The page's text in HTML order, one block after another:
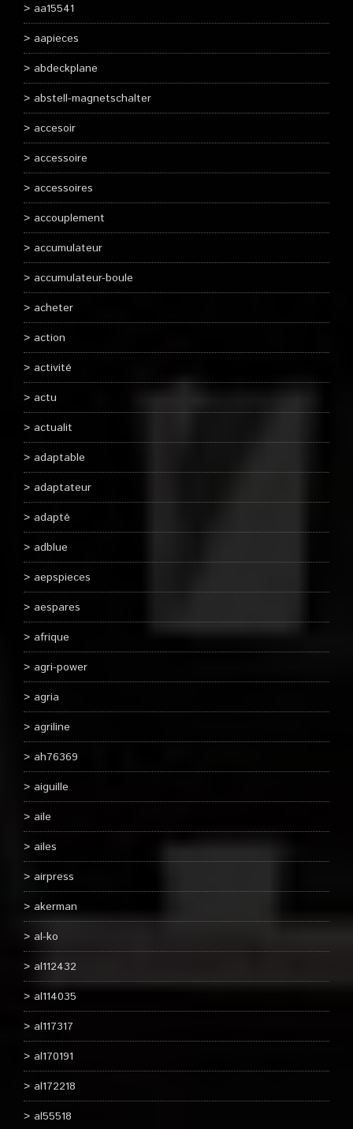
aa15541
aapieces
abdeckplane
abstell-magnetschalter
accesoir
accessoire
accessoires
accouplement
accumulateur
accumulateur-boule
acheter
action
activité
actu
actualit
adaptable
adaptateur
adapté
adblue
aepspieces
aespares
afrique
agri-power
agria
agriline
ah76369
aiguille
aile
ailes
airpress
akerman
al-ko
al112432
al114035
al117317
al170191
al172218
al55518